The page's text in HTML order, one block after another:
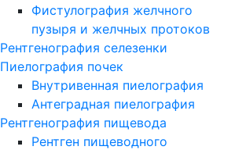
Фистулография желчного
пузыря и желчных протоков
Рентгенография селезенки
Пиелография почек
Внутривенная пиелография
Антеградная пиелография
Рентгенография пищевода
Рентген пищеводного